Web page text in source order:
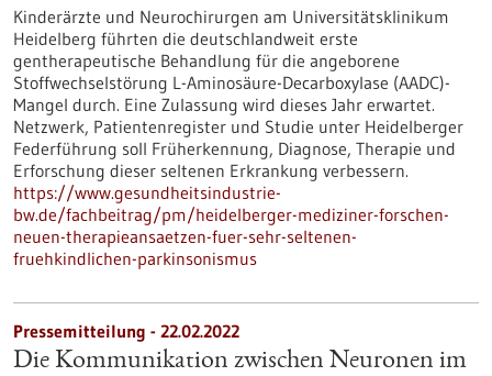
Kinderärzte und Neurochirurgen am Universitätsklinikum
Heidelberg führten die deutschlandweit erste
gentherapeutische Behandlung für die angeborene
Stoffwechselstörung L-Aminosäure-Decarboxylase (AADC)-
Mangel durch. Eine Zulassung wird dieses Jahr erwartet.
Netzwerk, Patientenregister und Studie unter Heidelberger
Federführung soll Früherkennung, Diagnose, Therapie und
Erforschung dieser seltenen Erkrankung verbessern.
https://www.gesundheitsindustrie-
bw.de/fachbeitrag/pm/heidelberger-mediziner-forschen-
neuen-therapieansaetzen-fuer-sehr-seltenen-
fruehkindlichen-parkinsonismus
Pressemitteilung - 22.02.2022
Die Kommunikation zwischen Neuronen im